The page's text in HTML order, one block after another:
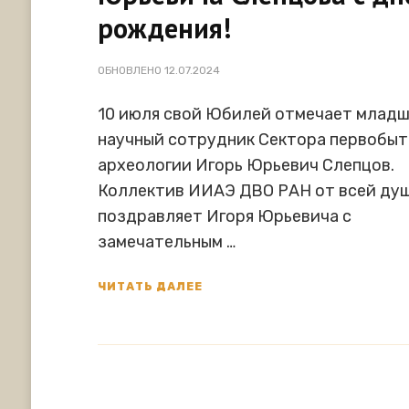
рождения!
ОБНОВЛЕНО12.07.2024
10 июля свой Юбилей отмечает
научный сотрудник Сектора
археологии Игорь Юрьевич Слепцов.
Коллектив ИИАЭ ДВО РАН от всей
поздравляет Игоря Юрьевича с
замечательным …
ЧИТАТЬ ДАЛЕЕ